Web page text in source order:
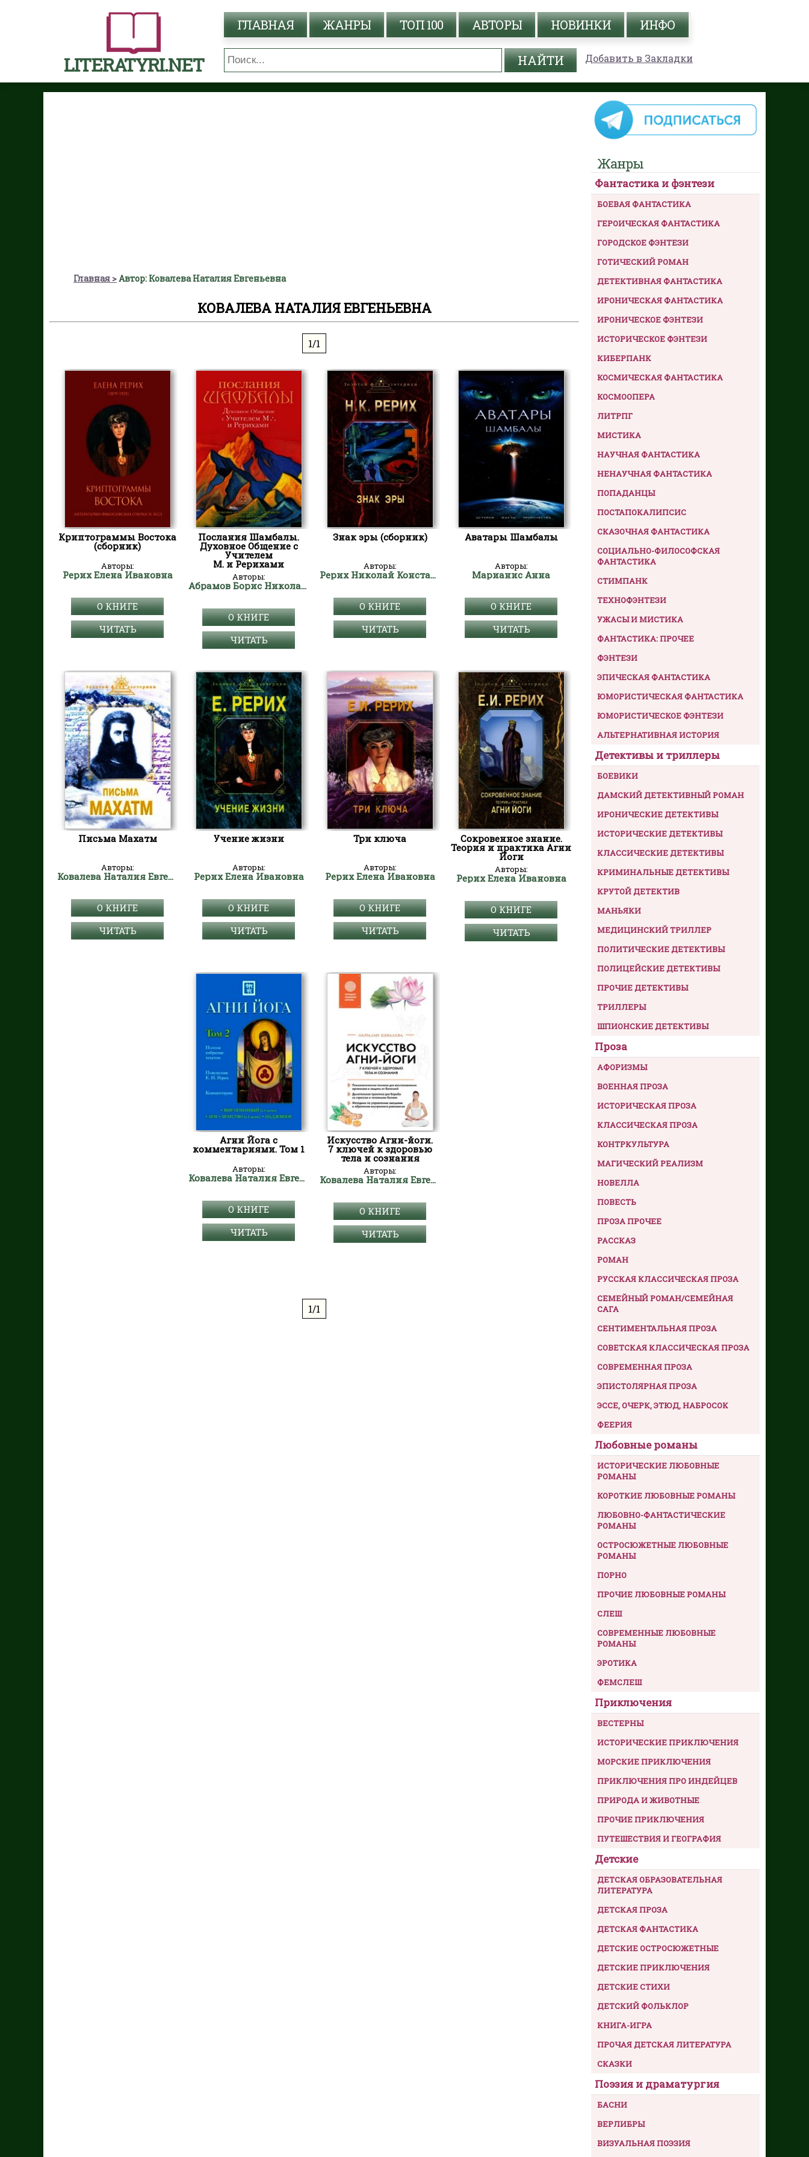
LITERATYRI.NET
ГЛАВНАЯ ЖАНРЫ ТОП 100 АВТОРЫ НОВИНКИ ИНФО
Добавить в Закладки
Главная Автор: Ковалева Наталия Евгеньевна
КОВАЛЕВА НАТАЛИЯ ЕВГЕНЬЕВНА
1/1
Криптограммы Востока
(сборник)
Авторы:
Рерих Елена Ивановна
О КНИГЕ
ЧИТАТЬ
Послания Шамбалы.
Духовное Общение с
Учителем
М. и Рерихами
Авторы:
Абрамов Борис Николаевич
О КНИГЕ
ЧИТАТЬ
Знак эры (сборник)
Авторы:
Рерих Николай Константинович
О КНИГЕ
ЧИТАТЬ
Аватары Шамбалы
Авторы:
Марианис Анна
О КНИГЕ
ЧИТАТЬ
Письма Махатм
Авторы:
Ковалева Наталия Евгеньевна
О КНИГЕ
ЧИТАТЬ
Учение жизни
Авторы:
Рерих Елена Ивановна
О КНИГЕ
ЧИТАТЬ
Три ключа
Авторы:
Рерих Елена Ивановна
О КНИГЕ
ЧИТАТЬ
Сокровенное знание.
Теория и практика Агни
Йоги
Авторы:
Рерих Елена Ивановна
О КНИГЕ
ЧИТАТЬ
Агни Йога с
комментариями. Том 1
Авторы:
Ковалева Наталия Евгеньевна
О КНИГЕ
ЧИТАТЬ
Искусство Агни-йоги.
7 ключей к здоровью
тела и сознания
Авторы:
Ковалева Наталия Евгеньевна
О КНИГЕ
ЧИТАТЬ
1/1
Жанры
Фантастика и фэнтези
БОЕВАЯ ФАНТАСТИКА
ГЕРОИЧЕСКАЯ ФАНТАСТИКА
ГОРОДСКОЕ ФЭНТЕЗИ
ГОТИЧЕСКИЙ РОМАН
ДЕТЕКТИВНАЯ ФАНТАСТИКА
ИРОНИЧЕСКАЯ ФАНТАСТИКА
ИРОНИЧЕСКОЕ ФЭНТЕЗИ
ИСТОРИЧЕСКОЕ ФЭНТЕЗИ
КИБЕРПАНК
КОСМИЧЕСКАЯ ФАНТАСТИКА
КОСМООПЕРА
ЛИТРПГ
МИСТИКА
НАУЧНАЯ ФАНТАСТИКА
НЕНАУЧНАЯ ФАНТАСТИКА
ПОПАДАНЦЫ
ПОСТАПОКАЛИПСИС
СКАЗОЧНАЯ ФАНТАСТИКА
СОЦИАЛЬНО-ФИЛОСОФСКАЯ
ФАНТАСТИКА
СТИМПАНК
ТЕХНОФЭНТЕЗИ
УЖАСЫ И МИСТИКА
ФАНТАСТИКА: ПРОЧЕЕ
ФЭНТЕЗИ
ЭПИЧЕСКАЯ ФАНТАСТИКА
ЮМОРИСТИЧЕСКАЯ ФАНТАСТИКА
ЮМОРИСТИЧЕСКОЕ ФЭНТЕЗИ
АЛЬТЕРНАТИВНАЯ ИСТОРИЯ
Детективы и триллеры
БОЕВИКИ
ДАМСКИЙ ДЕТЕКТИВНЫЙ РОМАН
ИРОНИЧЕСКИЕ ДЕТЕКТИВЫ
ИСТОРИЧЕСКИЕ ДЕТЕКТИВЫ
КЛАССИЧЕСКИЕ ДЕТЕКТИВЫ
КРИМИНАЛЬНЫЕ ДЕТЕКТИВЫ
КРУТОЙ ДЕТЕКТИВ
МАНЬЯКИ
МЕДИЦИНСКИЙ ТРИЛЛЕР
ПОЛИТИЧЕСКИЕ ДЕТЕКТИВЫ
ПОЛИЦЕЙСКИЕ ДЕТЕКТИВЫ
ПРОЧИЕ ДЕТЕКТИВЫ
ТРИЛЛЕРЫ
ШПИОНСКИЕ ДЕТЕКТИВЫ
Проза
АФОРИЗМЫ
ВОЕННАЯ ПРОЗА
ИСТОРИЧЕСКАЯ ПРОЗА
КЛАССИЧЕСКАЯ ПРОЗА
КОНТРКУЛЬТУРА
МАГИЧЕСКИЙ РЕАЛИЗМ
НОВЕЛЛА
ПОВЕСТЬ
ПРОЗА ПРОЧЕЕ
РАССКАЗ
РОМАН
РУССКАЯ КЛАССИЧЕСКАЯ ПРОЗА
СЕМЕЙНЫЙ РОМАН/СЕМЕЙНАЯ
САГА
СЕНТИМЕНТАЛЬНАЯ ПРОЗА
СОВЕТСКАЯ КЛАССИЧЕСКАЯ ПРОЗА
СОВРЕМЕННАЯ ПРОЗА
ЭПИСТОЛЯРНАЯ ПРОЗА
ЭССЕ, ОЧЕРК, ЭТЮД, НАБРОСОК
ФЕЕРИЯ
Любовные романы
ИСТОРИЧЕСКИЕ ЛЮБОВНЫЕ
РОМАНЫ
КОРОТКИЕ ЛЮБОВНЫЕ РОМАНЫ
ЛЮБОВНО-ФАНТАСТИЧЕСКИЕ
РОМАНЫ
ОСТРОСЮЖЕТНЫЕ ЛЮБОВНЫЕ
РОМАНЫ
ПОРНО
ПРОЧИЕ ЛЮБОВНЫЕ РОМАНЫ
СЛЕШ
СОВРЕМЕННЫЕ ЛЮБОВНЫЕ
РОМАНЫ
ЭРОТИКА
ФЕМСЛЕШ
Приключения
ВЕСТЕРНЫ
ИСТОРИЧЕСКИЕ ПРИКЛЮЧЕНИЯ
МОРСКИЕ ПРИКЛЮЧЕНИЯ
ПРИКЛЮЧЕНИЯ ПРО ИНДЕЙЦЕВ
ПРИРОДА И ЖИВОТНЫЕ
ПРОЧИЕ ПРИКЛЮЧЕНИЯ
ПУТЕШЕСТВИЯ И ГЕОГРАФИЯ
Детские
ДЕТСКАЯ ОБРАЗОВАТЕЛЬНАЯ
ЛИТЕРАТУРА
ДЕТСКАЯ ПРОЗА
ДЕТСКАЯ ФАНТАСТИКА
ДЕТСКИЕ ОСТРОСЮЖЕТНЫЕ
ДЕТСКИЕ ПРИКЛЮЧЕНИЯ
ДЕТСКИЕ СТИХИ
ДЕТСКИЙ ФОЛЬКЛОР
КНИГА-ИГРА
ПРОЧАЯ ДЕТСКАЯ ЛИТЕРАТУРА
СКАЗКИ
Поэзия и драматургия
БАСНИ
ВЕРЛИБРЫ
ВИЗУАЛЬНАЯ ПОЭЗИЯ